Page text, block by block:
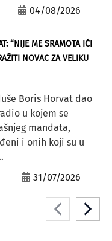
04/08/2026
“NIJE ME SRAMOTA IĆI
NOVAC ZA VELIKU
Boris Horvat dao
u kojem se
mandata,
i onih koji su u
31/07/2026